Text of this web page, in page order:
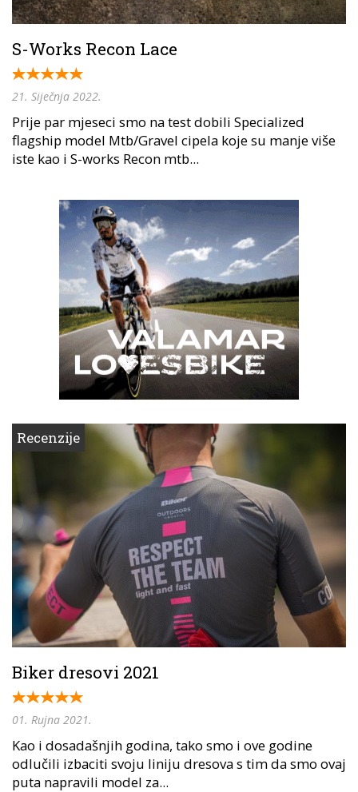
S-Works Recon Lace
21. Siječnja 2022.
Prije par mjeseci smo na test dobili Specialized
flagship model Mtb/Gravel cipela koje su manje više
iste kao i S-works Recon mtb...
Recenzije
Biker dresovi 2021
01. Rujna 2021.
Kao i dosadašnjih godina, tako smo i ove godine
odlučili izbaciti svoju liniju dresova s tim da smo ovaj
puta napravili model za...